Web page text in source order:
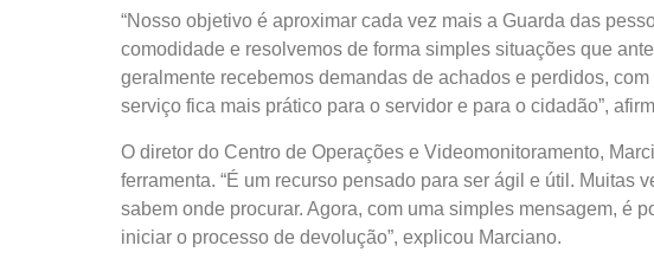
“Nosso objetivo é aproximar cada vez mais a Guarda das
comodidade e resolvemos de forma simples situações que
geralmente recebemos demandas de achados e perdidos,
serviço fica mais prático para o servidor e para o cidadão”,
O diretor do Centro de Operações e Videomonitoramento,
ferramenta. “É um recurso pensado para ser ágil e útil. Muitas
sabem onde procurar. Agora, com uma simples mensagem, é
iniciar o processo de devolução”, explicou Marciano.